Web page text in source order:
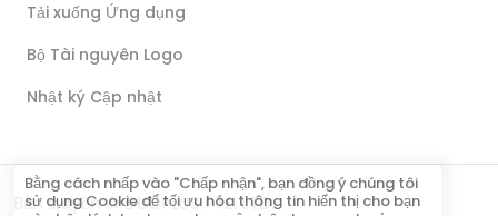
Tải xuống Ứng dụng
Bộ Tài nguyên Logo
Nhật ký Cập nhật
Bản quyền © DUOPLUS PTE. LTD.
Bằng cách nhấp vào "Chấp nhận", bạn đồng ý chúng tôi
sử dụng Cookie để tối ưu hóa thông tin hiển thị cho bạn